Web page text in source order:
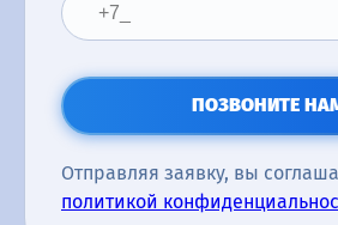
ПОЗВОНИТЕ
Отправляя заявку, вы
политикой